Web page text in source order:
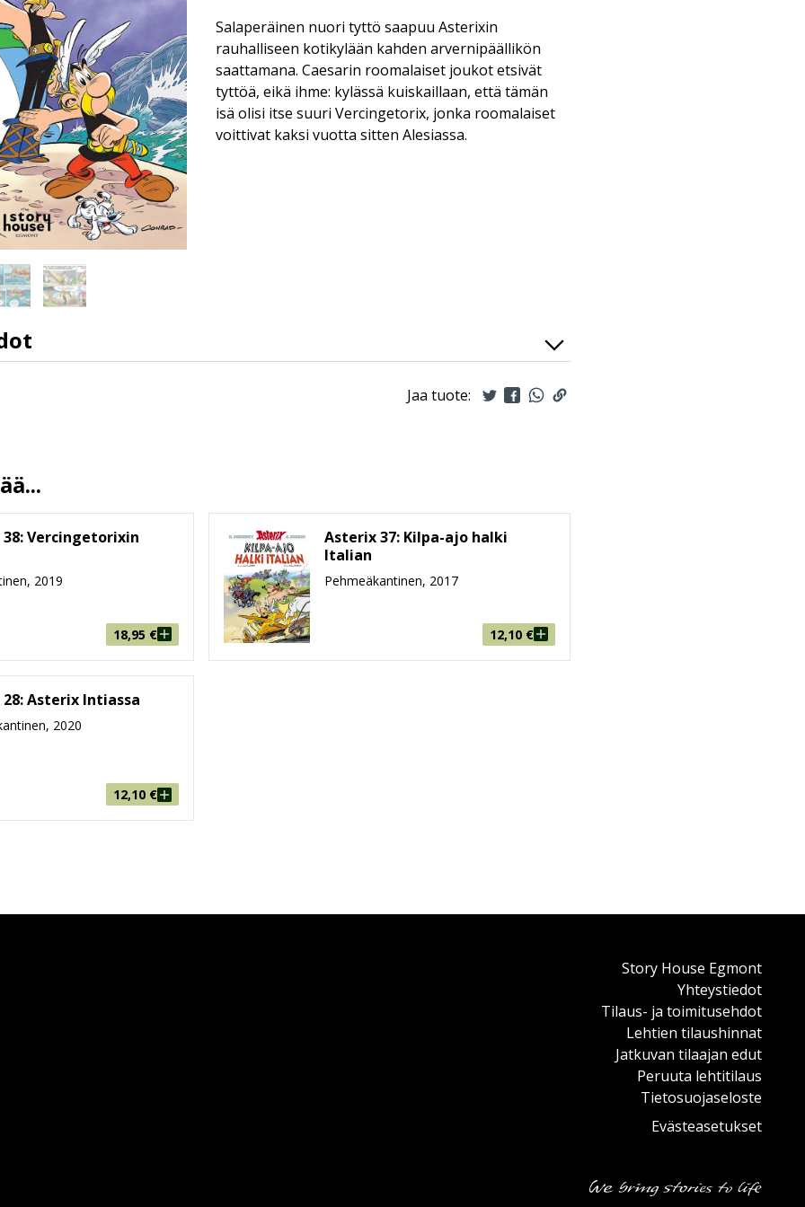
Salaperäinen nuori tyttö saapuu Asterixin
rauhalliseen kotikylään kahden arvernipäällikön
saattamana. Caesarin roomalaiset joukot etsivät
tyttöä, eikä ihme: kylässä kuiskaillaan, että tämän
isä olisi itse suuri Vercingetorix, jonka roomalaiset
voittivat kaksi vuotta sitten Alesiassa.
9789523341685
48
215 mm * 287 mm * 5 mm
Jaa tuote:
Vercingetorixin
2019
18,95 €
Asterix 37: Kilpa-ajo halki
Italian
Pehmeäkantinen, 2017
12,10 €
Asterix Intiassa
2020
12,10 €
Story House Egmont
Yhteystiedot
Tilaus- ja toimitusehdot
Lehtien tilaushinnat
Jatkuvan tilaajan edut
Peruuta lehtitilaus
Tietosuojaseloste
Evästeasetukset